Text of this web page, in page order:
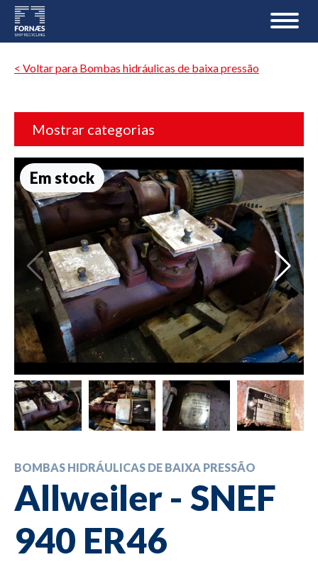
< Voltar para Bombas hidráulicas de baixa pressão
Mostrar categorias
Em stock
BOMBAS HIDRÁULICAS DE BAIXA PRESSÃO
Allweiler - SNEF
940 ER46